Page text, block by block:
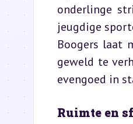
onderlinge
jeugdige
Boogers laat
geweld te
evengoed in
Ruimte en